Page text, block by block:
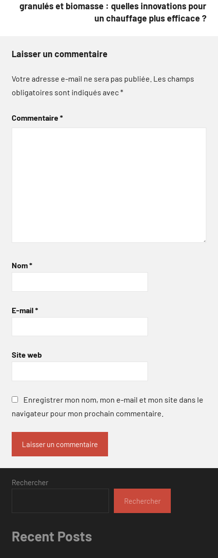
granulés et biomasse : quelles innovations pour
un chauffage plus efficace ?
Laisser un commentaire
Votre adresse e-mail ne sera pas publiée. Les champs
obligatoires sont indiqués avec*
Commentaire*
Nom*
E-mail *
Site web
Enregistrer mon nom, mon e-mail et mon site dans le
navigateur pour mon prochain commentaire.
Rechercher
Rechercher
Recent Posts